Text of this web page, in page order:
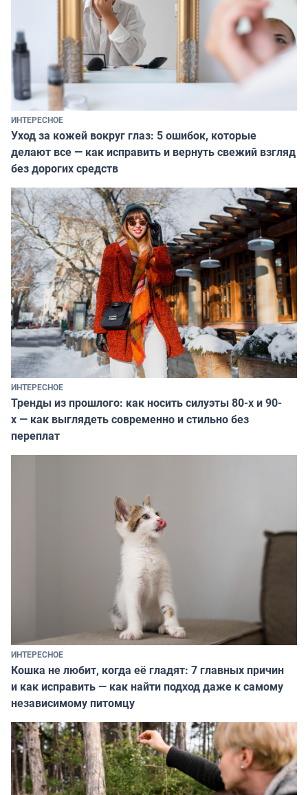
ИНТЕРЕСНОЕ
Уход за кожей вокруг глаз: 5 ошибок, которые
делают все — как исправить и вернуть свежий взгляд
без дорогих средств
ИНТЕРЕСНОЕ
Тренды из прошлого: как носить силуэты 80-х и 90-
х — как выглядеть современно и стильно без
переплат
ИНТЕРЕСНОЕ
Кошка не любит, когда её гладят: 7 главных причин
и как исправить — как найти подход даже к самому
независимому питомцу